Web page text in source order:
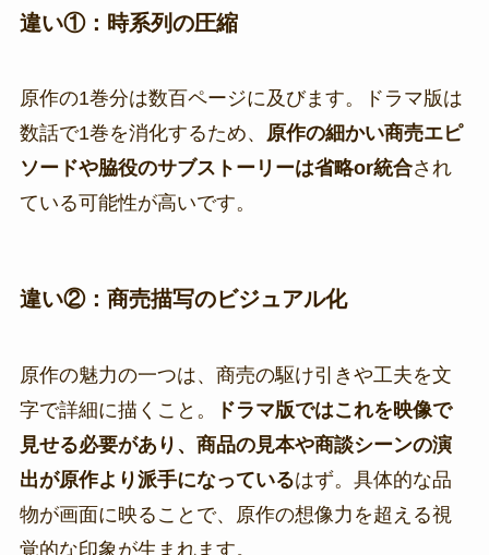
違い①：時系列の圧縮
原作の1巻分は数百ページに及びます。ドラマ版は
数話で1巻を消化するため、 原作の細かい商売エピ
ソードや脇役のサブストーリーは省略or統合され
ている可能性が高いです。
違い②：商売描写のビジュアル化
原作の魅力の一つは、商売の駆け引きや工夫を文
字で詳細に描くこと。
ドラマ版ではこれを映像で
見せる必要があり、商品の見本や商談シーンの演
出が原作より派手になっているはず。具体的な品
物が画面に映ることで、原作の想像力を超える視
覚的な印象が生まれます。